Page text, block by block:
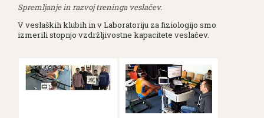
Spremljanje in razvoj treninga veslačev.
V veslaških klubih in v Laboratoriju za fiziologijo smo
izmerili stopnjo vzdržljivostne kapacitete veslačev.